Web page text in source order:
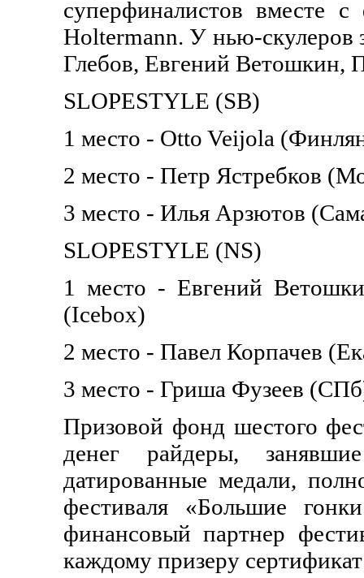
суперфиналистов
Holtermann. У нью-скулеров
Глебов, Евгений Ветошкин,
SLOPESTYLE (SB)
1 место - Otto Veijola
2 место - Петр Ястребков
3 место - Илья Арзютов
SLOPESTYLE (NS)
1 место - Евгений
(Icebox)
2 место - Павел Корпачев
3 место - Гриша Фузеев
Призовой фонд шестого
денег райдеры,
датированные медали,
фестиваля «Большие
финансовый партнер
каждому призеру